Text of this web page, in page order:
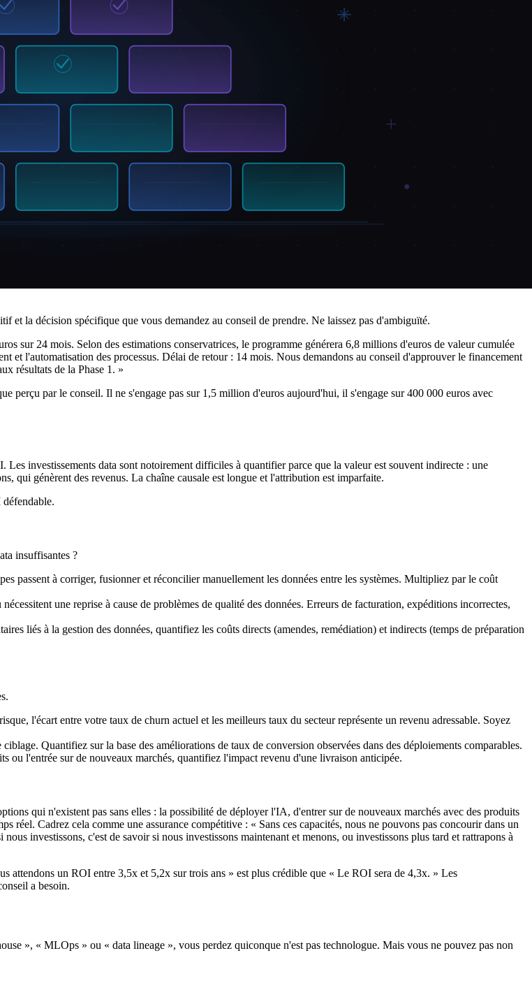
mois si la stratégie est financée ? Quels résultats business ces capacités permettront-elles ?
qui comptent le plus pour le conseil. Pour chaque résultat, indiquez ce que c'est, pourquoi c'est important et quelle
la personnalisation en temps réel sur tous les canaux. Impact attendu : amélioration de 12% de la rétention
»
ciblés. »
la décision spécifique que vous demandez au conseil de prendre. Ne laissez pas d'ambiguïté.
sur 24 mois. Selon des estimations conservatrices, le programme générera 6,8 millions d'euros de valeur cumulée
et l'automatisation des processus. Délai de retour : 14 mois. Nous demandons au conseil d'approuver le financement
résultats de la Phase 1. »
perçu par le conseil. Il ne s'engage pas sur 1,5 million d'euros aujourd'hui, il s'engage sur 400 000 euros avec
investissements data sont notoirement difficiles à quantifier parce que la valeur est souvent indirecte : une
qui génèrent des revenus. La chaîne causale est longue et l'attribution est imparfaite.
insuffisantes ?
passent à corriger, fusionner et réconcilier manuellement les données entre les systèmes. Multipliez par le coût
une reprise à cause de problèmes de qualité des données. Erreurs de facturation, expéditions incorrectes,
liés à la gestion des données, quantifiez les coûts directs (amendes, remédiation) et indirects (temps de préparation
l'écart entre votre taux de churn actuel et les meilleurs taux du secteur représente un revenu adressable. Soyez
Quantifiez sur la base des améliorations de taux de conversion observées dans des déploiements comparables.
ou l'entrée sur de nouveaux marchés, quantifiez l'impact revenu d'une livraison anticipée.
qui n'existent pas sans elles : la possibilité de déployer l'IA, d'entrer sur de nouveaux marchés avec des produits
réel. Cadrez cela comme une assurance compétitive : « Sans ces capacités, nous ne pouvons pas concourir dans un
investissons, c'est de savoir si nous investissons maintenant et menons, ou investissons plus tard et rattrapons à
attendons un ROI entre 3,5x et 5,2x sur trois ans » est plus crédible que « Le ROI sera de 4,3x. » Les
a besoin.
», « MLOps » ou « data lineage », vous perdez quiconque n'est pas technologue. Mais vous ne pouvez pas non